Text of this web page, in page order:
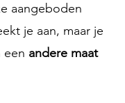
aangeboden
je aan, maar je
een andere maat